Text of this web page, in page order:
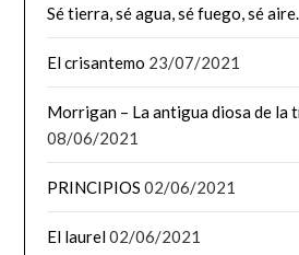
Sé tierra, sé agua, sé fuego, sé
El crisantemo 23/07/2021
Morrigan – La antigua diosa de la
08/06/2021
PRINCIPIOS 02/06/2021
El laurel02/06/2021